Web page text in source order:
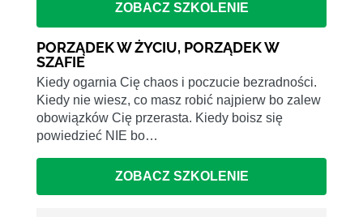
ZOBACZ SZKOLENIE
PORZĄDEK W ŻYCIU, PORZĄDEK W
SZAFIE
Kiedy ogarnia Cię chaos i poczucie bezradności.
Kiedy nie wiesz, co masz robić najpierw bo zalew
obowiązków Cię przerasta. Kiedy boisz się
powiedzieć NIE bo…
ZOBACZ SZKOLENIE